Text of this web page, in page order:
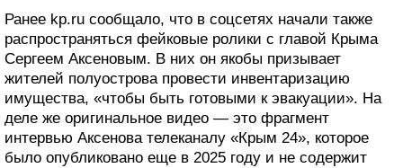
Ранее kp.ru сообщало, что в соцсетях начали также
распространяться фейковые ролики с главой Крыма
Сергеем Аксеновым. В них он якобы призывает
жителей полуострова провести инвентаризацию
имущества, «чтобы быть готовыми к эвакуации». На
деле же оригинальное видео — это фрагмент
интервью Аксенова телеканалу «Крым 24», которое
было опубликовано еще в 2025 году и не содержит